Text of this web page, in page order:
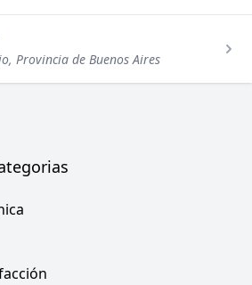
Provincia de Buenos Aires